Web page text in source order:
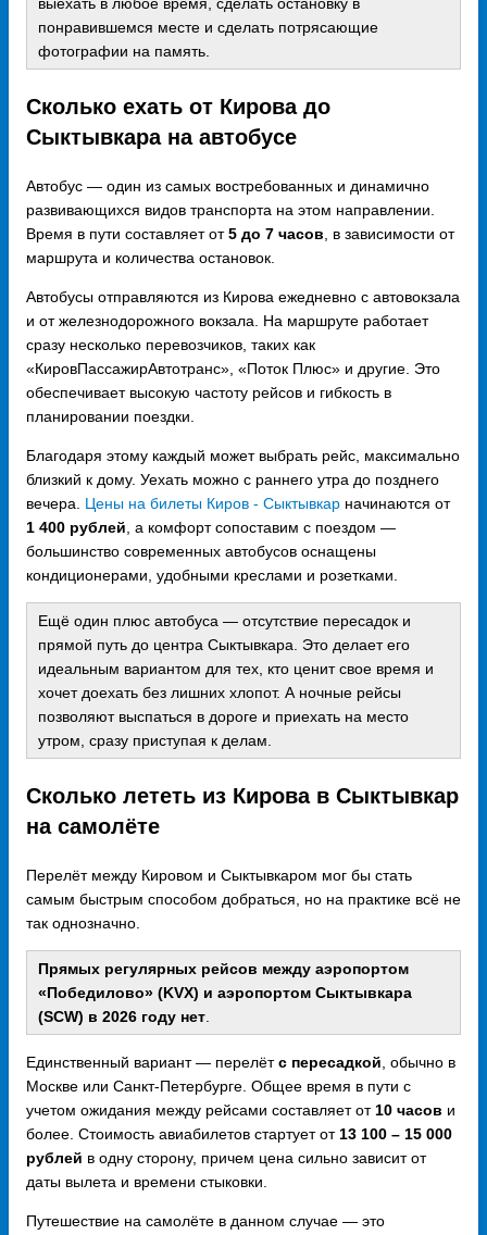
понравившемся месте и сделать потрясающие
фотографии на память.
Сколько ехать от Кирова до
Сыктывкара на автобусе
Автобус — один из самых востребованных и динамично
развивающихся видов транспорта на этом направлении.
Время в пути составляет от5 до 7 часов , в зависимости от
маршрута и количества остановок.
Автобусы отправляются из Кирова ежедневно с автовокзала
и от железнодорожного вокзала. На маршруте работает
сразу несколько перевозчиков, таких как
«КировПассажирАвтотранс», «Поток Плюс» и другие. Это
обеспечивает высокую частоту рейсов и гибкость в
планировании поездки.
Благодаря этому каждый может выбрать рейс, максимально
близкий к дому. Уехать можно с раннего утра до позднего
вечера. Цены на билеты Киров - Сыктывкар начинаются от
1 400 рублей , а комфорт сопоставим с поездом —
большинство современных автобусов оснащены
кондиционерами, удобными креслами и розетками.
Ещё один плюс автобуса — отсутствие пересадок и
прямой путь до центра Сыктывкара. Это делает его
идеальным вариантом для тех, кто ценит свое время и
хочет доехать без лишних хлопот. А ночные рейсы
позволяют выспаться в дороге и приехать на место
утром, сразу приступая к делам.
Сколько лететь из Кирова в Сыктывкар
на самолёте
Перелёт между Кировом и Сыктывкаром мог бы стать
самым быстрым способом добраться, но на практике всё не
так однозначно.
Прямых регулярных рейсов между аэропортом
«Победилово» (KVX) и аэропортом Сыктывкара
(SCW) в 2026 году нет
Единственный вариант — перелётс пересадкой , обычно в
Москве или Санкт-Петербурге. Общее время в пути с
учетом ожидания между рейсами составляет от 10 часов и
более. Стоимость авиабилетов стартует от 13 100 – 15 000
рублей в одну сторону, причем цена сильно зависит от
даты вылета и времени стыковки.
Путешествие на самолёте в данном случае — это